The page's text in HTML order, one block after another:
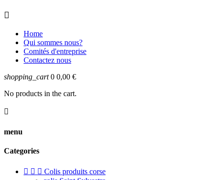

Home
Qui sommes nous?
Comités d'entreprise
Contactez nous
shopping_cart 0 0,00 €
No products in the cart.

menu
Categories
   Colis produits corse